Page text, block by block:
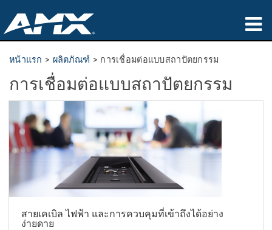
ผลิตภัณฑ์
การประยุกต์ใช้
Partners
ที่ซื้อสินค้า
การสนับสนุน
เกี่ยวกับ
หน้าแรก > ผลิตภัณฑ์ > การเชื่อมต่อแบบสถาปัตยกรรม
การเชื่อมต่อแบบสถาปัตยกรรม
สายเคเบิล ไฟฟ้า และการควบคุมที่เข้าถึงได้อย่าง
ง่ายดาย